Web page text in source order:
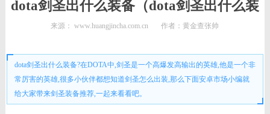
害）
dota剑圣出什么装备（dota剑圣出什么装
备最厉害）
来源：www.huangjincha.com.cn 作者：黄金查张帅
dota剑圣出什么装备?在DOTA中,剑圣是一个高爆发高输出的英雄,他是一个非
常厉害的英雄,很多小伙伴都想知道剑圣怎么出装,那么下面安卓市场小编就
给大家带来剑圣装备推荐,一起来看看吧。